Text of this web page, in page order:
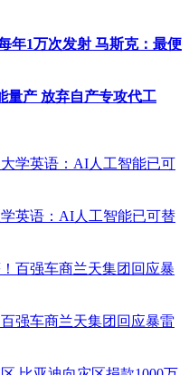
年1万次发射 马斯克：最便
量产 放弃自产专攻代工
英语：AI人工智能已可替
强车商兰天集团回应暴雷